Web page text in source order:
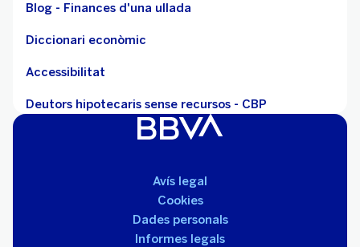
Blog - Finances d'una ullada
Diccionari econòmic
Accessibilitat
Deutors hipotecaris sense recursos - CBP
Avís legal
Cookies
Dades personals
Informes legals